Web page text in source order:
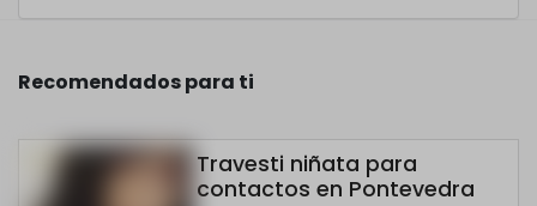
Recomendados para ti
Travesti niñata para
contactos en Pontevedra